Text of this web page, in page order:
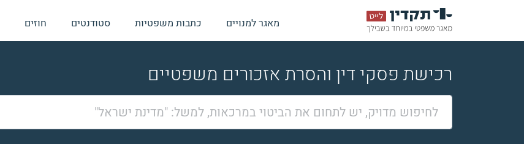
מאגר למנויים כתבות משפטיות סטודנטים חוזים
רכישת פסקי דין והסרת אזכורים משפטיים